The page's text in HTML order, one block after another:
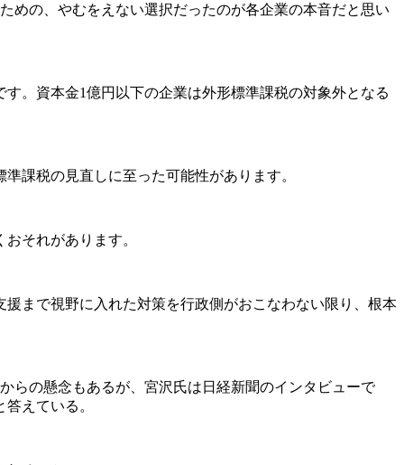
の、やむをえない選択だったのが各企業の本音だと思い
。資本金1億円以下の企業は外形標準課税の対象外となる
課税の見直しに至った可能性があります。
それがあります。
まで視野に入れた対策を行政側がおこなわない限り、根本
の懸念もあるが、宮沢氏は日経新聞のインタビューで
えている。